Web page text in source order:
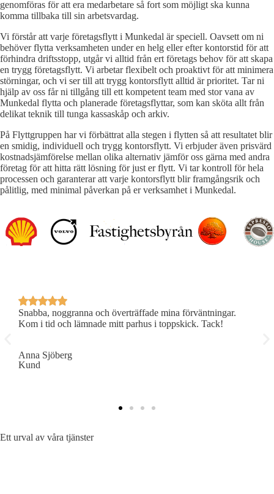
genomföras för att era medarbetare så fort som möjligt ska kunna
komma tillbaka till sin arbetsvardag.
Vi förstår att varje företagsflytt i Munkedal är speciell. Oavsett om ni
behöver flytta verksamheten under en helg eller efter kontorstid för att
förhindra driftsstopp, utgår vi alltid från ert företags behov för att skapa
en trygg företagsflytt. Vi arbetar flexibelt och proaktivt för att minimera
störningar, och vi ser till att trygg kontorsflytt alltid är prioritet. Tar ni
hjälp av oss får ni tillgång till ett kompetent team med stor vana av
Munkedal flytta och planerade företagsflyttar, som kan sköta allt från
delikat teknik till tunga kassaskåp och arkiv.
På Flyttgruppen har vi förbättrat alla stegen i flytten så att resultatet blir
en smidig, individuell och trygg kontorsflytt. Vi erbjuder även prisvärd
kostnadsjämförelse mellan olika alternativ jämför oss gärna med andra
företag för att hitta rätt lösning för just er flytt. Vi tar kontroll för hela
processen och garanterar att varje kontorsflytt blir framgångsrik och
pålitlig, med minimal påverkan på er verksamhet i Munkedal.
Snabba, noggranna och överträffade mina förväntningar.
Kom i tid och lämnade mitt parhus i toppskick. Tack!
Anna Sjöberg
Kund
Ett urval av våra tjänster